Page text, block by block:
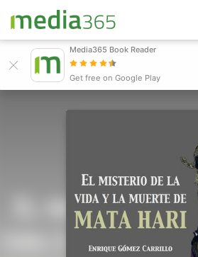
Iniciar sesión
Media365 Book Reader
Get free on Google Play